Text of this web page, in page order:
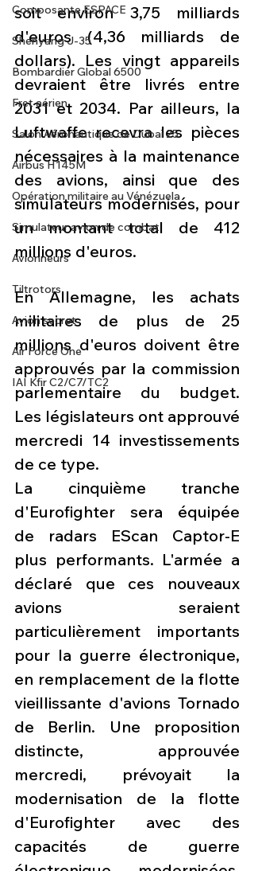
Composante ESPACE
Shenyang J-35
Bombardier Global 6500
Fret aérien
Salon Aéronautique de Dubaï 25
Airbus H145M
Opération militaire au Vénézuela
Simulateur avion de combat
Avionneurs
Tiltrotors
Avion secret
Air Force One
IAI Kfir C2/C7/TC2
soit environ 3,75 milliards
d'euros (4,36 milliards de
dollars). Les vingt appareils
devraient être livrés entre
2031 et 2034. Par ailleurs, la
Luftwaffe recevra les pièces
nécessaires à la maintenance
des avions, ainsi que des
simulateurs modernisés, pour
un montant total de 412
millions d'euros.
En Allemagne, les achats
militaires de plus de 25
millions d'euros doivent être
approuvés par la commission
parlementaire du budget.
Les législateurs ont approuvé
mercredi 14 investissements
de ce type.
La cinquième tranche
d'Eurofighter sera équipée
de radars EScan Captor-E
plus performants. L'armée a
déclaré que ces nouveaux
avions seraient
particulièrement importants
pour la guerre électronique,
en remplacement de la flotte
vieillissante d'avions Tornado
de Berlin. Une proposition
distincte, approuvée
mercredi, prévoyait la
modernisation de la flotte
d'Eurofighter avec des
capacités de guerre